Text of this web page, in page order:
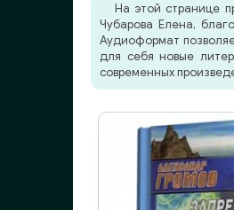
На этой странице
Чубарова Елена,
Аудиоформат
для себя новые
современных